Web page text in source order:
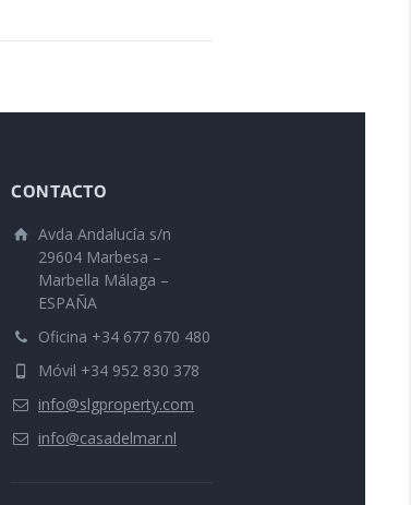
CONTACTO
Avda Andalucía s/n
29604 Marbesa –
Marbella Málaga –
ESPAÑA
Oficina +34 677 670 480
Móvil +34 952 830 378
info@slgproperty.com
info@casadelmar.nl